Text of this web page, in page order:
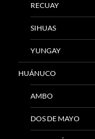
RECUAY
SIHUAS
YUNGAY
HUÁNUCO
AMBO
DOS DE MAYO